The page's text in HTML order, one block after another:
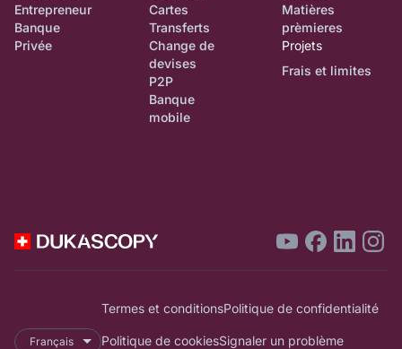
Entrepreneur
Banque
Privée
Cartes
Transferts
Change de
devises
P2P
Banque
mobile
Matières
prèmieres
Projets
Frais et limites
Français
Termes et conditionsPolitique de confidentialité
Politique de cookiesSignaler un problème